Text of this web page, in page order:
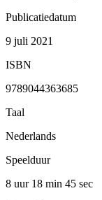
Publicatiedatum
9 juli 2021
ISBN
9789044363685
Taal
Nederlands
Speelduur
8 uur 18 min 45 sec